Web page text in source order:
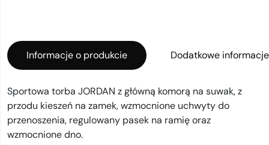
Informacje o produkcie Dodatkowe informacje
Sportowa torba JORDAN z główną komorą na suwak, z
przodu kieszeń na zamek, wzmocnione uchwyty do
przenoszenia, regulowany pasek na ramię oraz
wzmocnione dno.